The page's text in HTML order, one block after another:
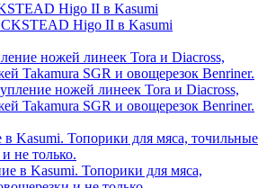
Higo II в Kasumi
ножей линеек Tora и Diacross,
Takamura SGR и овощерезок Benriner.
Kasumi. Топорики для мяса, точильные
не только.